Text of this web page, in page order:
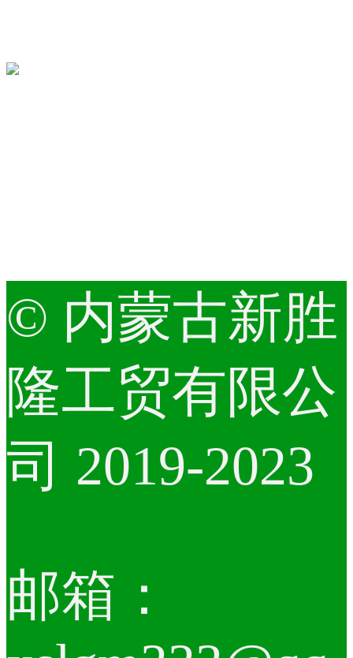
© 内蒙古新胜
隆工贸有限公
司 2019-2023
邮箱：